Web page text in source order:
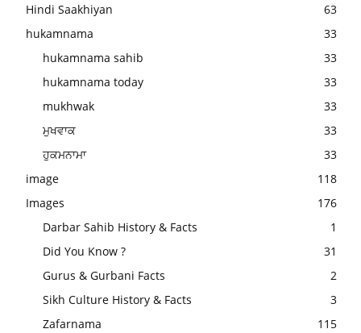
Hindi Saakhiyan
63
hukamnama
33
hukamnama sahib
33
hukamnama today
33
mukhwak
33
ਮੁਖਵਾਕ
33
ਹੁਕਮਨਾਮਾ
33
image
118
Images
176
Darbar Sahib History & Facts
1
Did You Know ?
31
Gurus & Gurbani Facts
2
Sikh Culture History & Facts
3
Zafarnama
115